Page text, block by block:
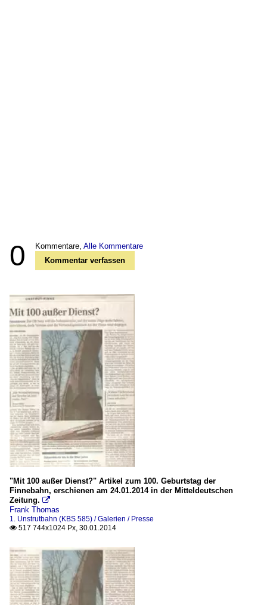
0 Kommentare, Alle Kommentare
Kommentar verfassen
"Mit 100 außer Dienst?" Artikel zum 100. Geburtstag der
Finnebahn, erschienen am 24.01.2014 in der Mitteldeutschen
Zeitung. 
Frank Thomas
1. Unstrutbahn (KBS 585) / Galerien / Presse
 517 744x1024 Px, 30.01.2014